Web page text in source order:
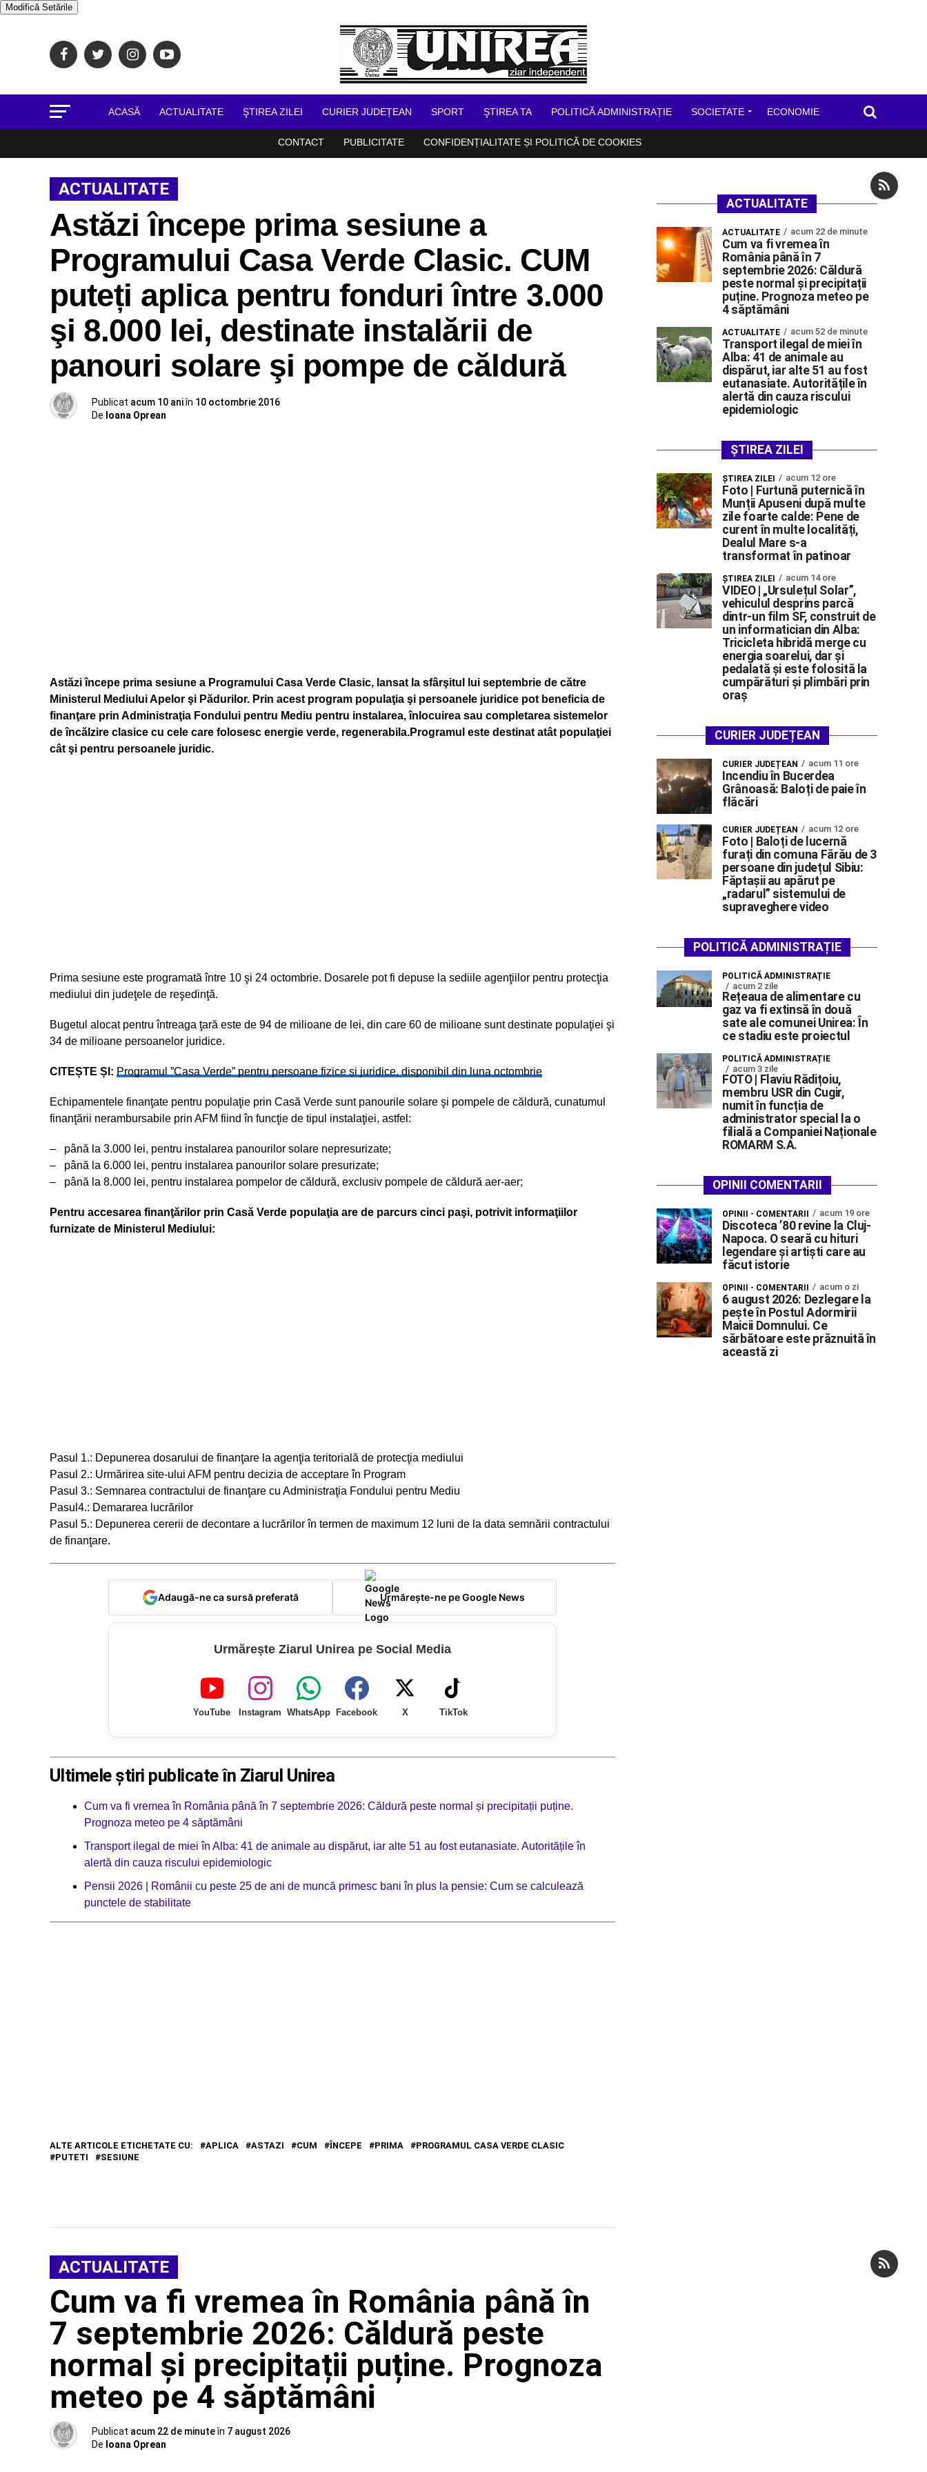
Modifică Setările
ACASĂ ACTUALITATE ŞTIREA ZILEI CURIER JUDEȚEAN SPORT ŞTIREA TA POLITICĂ ADMINISTRAȚIE SOCIETATE ECONOMIE
CONTACT PUBLICITATE CONFIDENȚIALITATE ȘI POLITICĂ DE COOKIES
ACTUALITATE
Astăzi începe prima sesiune a
Programului Casa Verde Clasic. CUM
puteți aplica pentru fonduri între 3.000
şi 8.000 lei, destinate instalării de
panouri solare şi pompe de căldură
Publicat acum 10 aniîn 10 octombrie 2016
De Ioana Oprean
Astăzi începe prima sesiune a Programului Casa Verde Clasic, lansat la sfârşitul lui septembrie de către
Ministerul Mediului Apelor şi Pădurilor. Prin acest program populaţia şi persoanele juridice pot beneficia de
finanţare prin Administraţia Fondului pentru Mediu pentru instalarea, înlocuirea sau completarea sistemelor
de încălzire clasice cu cele care folosesc energie verde, regenerabila.Programul este destinat atât populaţiei
cât şi pentru persoanele juridic.
Prima sesiune este programată între 10 şi 24 octombrie. Dosarele pot fi depuse la sediile agenţiilor pentru protecţia
mediului din judeţele de reşedinţă.
Bugetul alocat pentru întreaga ţară este de 94 de milioane de lei, din care 60 de milioane sunt destinate populaţiei şi
34 de milioane persoanelor juridice.
CITEȘTE ȘI: Programul ”Casa Verde” pentru persoane fizice și juridice, disponibil din luna octombrie
Echipamentele finanţate pentru populaţie prin Casă Verde sunt panourile solare şi pompele de căldură, cunatumul
finanţării nerambursabile prin AFM fiind în funcţie de tipul instalaţiei, astfel:
– până la 3.000 lei, pentru instalarea panourilor solare nepresurizate;
– până la 6.000 lei, pentru instalarea panourilor solare presurizate;
– până la 8.000 lei, pentru instalarea pompelor de căldură, exclusiv pompele de căldură aer-aer;
Pentru accesarea finanţărilor prin Casă Verde populaţia are de parcurs cinci paşi, potrivit informaţiilor
furnizate de Ministerul Mediului:
Pasul 1.: Depunerea dosarului de finanţare la agenţia teritorială de protecţia mediului
Pasul 2.: Urmărirea site-ului AFM pentru decizia de acceptare în Program
Pasul 3.: Semnarea contractului de finanţare cu Administraţia Fondului pentru Mediu
Pasul4.: Demararea lucrărilor
Pasul 5.: Depunerea cererii de decontare a lucrărilor în termen de maximum 12 luni de la data semnării contractului
de finanţare.
Adaugă-ne ca sursă preferată Urmărește-ne pe Google News
Urmărește Ziarul Unirea pe Social Media
YouTube Instagram WhatsApp Facebook X TikTok
Ultimele știri publicate în Ziarul Unirea
Cum va fi vremea în România până în 7 septembrie 2026: Căldură peste normal și precipitații puține.
Prognoza meteo pe 4 săptămâni
Transport ilegal de miei în Alba: 41 de animale au dispărut, iar alte 51 au fost eutanasiate. Autoritățile în
alertă din cauza riscului epidemiologic
Pensii 2026 | Românii cu peste 25 de ani de muncă primesc bani în plus la pensie: Cum se calculează
punctele de stabilitate
ALTE ARTICOLE ETICHETATE CU: APLICA ASTAZI CUM ÎNCEPE PRIMA
PROGRAMUL CASA VERDE CLASIC
PUTETI
SESIUNE
ACTUALITATE
Cum va fi vremea în România până în
7 septembrie 2026: Căldură peste
normal și precipitații puține. Prognoza
meteo pe 4 săptămâni
Publicat acum 22 de minuteîn 7 august 2026
De Ioana Oprean
ACTUALITATE
ACTUALITATE acum 22 de minute
Cum va fi vremea în
România până în 7
septembrie 2026: Căldură
peste normal și precipitații
puține. Prognoza meteo pe
4 săptămâni
ACTUALITATE acum 52 de minute
Transport ilegal de miei în
Alba: 41 de animale au
dispărut, iar alte 51 au fost
eutanasiate. Autoritățile în
alertă din cauza riscului
epidemiologic
ȘTIREA ZILEI
ŞTIREA ZILEI acum 12 ore
Foto | Furtună puternică în
Munții Apuseni după multe
zile foarte calde: Pene de
curent în multe localități,
Dealul Mare s-a
transformat în patinoar
ŞTIREA ZILEI acum 14 ore
VIDEO | „Ursulețul Solar”,
vehiculul desprins parcă
dintr-un film SF, construit de
un informatician din Alba:
Tricicleta hibridă merge cu
energia soarelui, dar și
pedalată și este folosită la
cumpărături și plimbări prin
oraș
CURIER JUDEȚEAN
CURIER JUDEȚEAN acum 11 ore
Incendiu în Bucerdea
Grânoasă: Baloți de paie în
flăcări
CURIER JUDEȚEAN acum 12 ore
Foto | Baloți de lucernă
furați din comuna Fărău de 3
persoane din județul Sibiu:
Făptașii au apărut pe
„radarul” sistemului de
supraveghere video
POLITICĂ ADMINISTRAȚIE
POLITICĂ ADMINISTRAȚIE
acum 2 zile
Rețeaua de alimentare cu
gaz va fi extinsă în două
sate ale comunei Unirea: În
ce stadiu este proiectul
POLITICĂ ADMINISTRAȚIE
acum 3 zile
FOTO | Flaviu Rădițoiu,
membru USR din Cugir,
numit în funcția de
administrator special la o
filială a Companiei Naționale
ROMARM S.A.
OPINII COMENTARII
OPINII - COMENTARII acum 19 ore
Discoteca ’80 revine la Cluj-
Napoca. O seară cu hituri
legendare și artiști care au
făcut istorie
OPINII - COMENTARII acum o zi
6 august 2026: Dezlegare la
pește în Postul Adormirii
Maicii Domnului. Ce
sărbătoare este prăznuită în
această zi